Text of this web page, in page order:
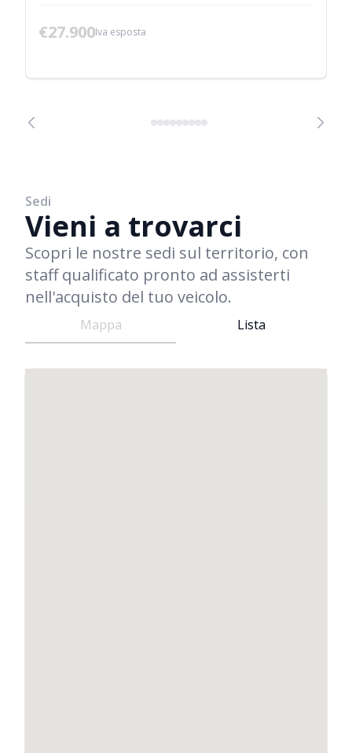
€27.900Iva esposta
Sedi
Vieni a trovarci
Scopri le nostre sedi sul territorio, con
staff qualificato pronto ad assisterti
nell'acquisto del tuo veicolo.
Mappa Lista